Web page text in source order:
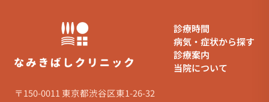
〒150-0011 東京都渋谷区東1-26-32
診療時間
病気・症状から探す
診療案内
当院について